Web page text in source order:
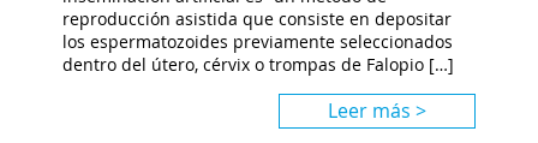
reproducción asistida que consiste en depositar
los espermatozoides previamente seleccionados
dentro del útero, cérvix o trompas de Falopio […]
Leer más >